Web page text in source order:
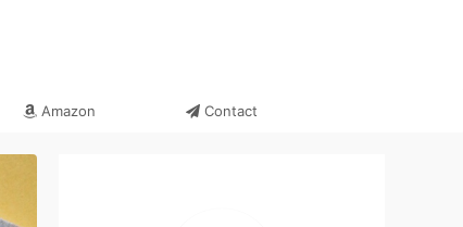
Amazon Contact